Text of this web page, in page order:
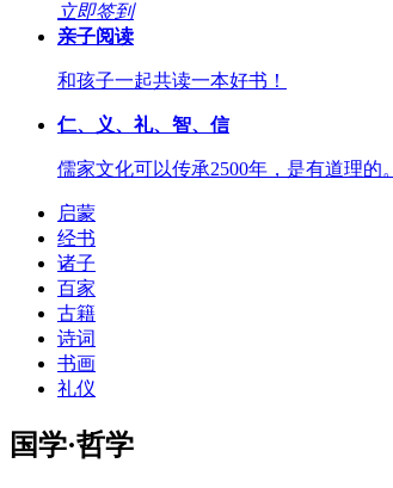
立即签到
亲子阅读
和孩子一起共读一本好书！
仁、义、礼、智、信
儒家文化可以传承2500年，是有道理的。
启蒙
经书
诸子
百家
古籍
诗词
书画
礼仪
国学·哲学